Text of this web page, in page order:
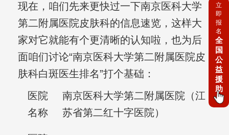
现在，咱们先来更快过一下南京医科大学
第二附属医院皮肤科的信息速览，这样大
家对它就能有个更清晰的认知啦，也为后
面咱们讨论“南京医科大学第二附属医院皮
肤科白斑医生排名”打个基础：
医院
名称
南京医科大学第二附属医院（江
苏省第二红十字医院）
立
即
报
名
全
国
公
益
援
助